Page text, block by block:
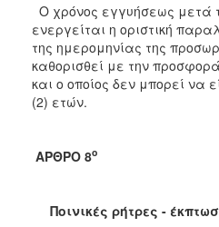
Ο χρόνος εγγυήσεως μετά
ενεργείται η οριστική
της ημερομηνίας της
καθορισθεί με την
και ο οποίος δεν μπορεί να
(2) ετών.
ΑΡΘΡΟ 8ο
Ποινικές ρήτρες -